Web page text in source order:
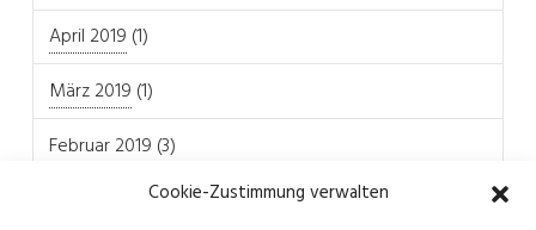
Cookie-Zustimmung verwalten
April 2019 (1)
März 2019 (1)
Februar 2019 (3)